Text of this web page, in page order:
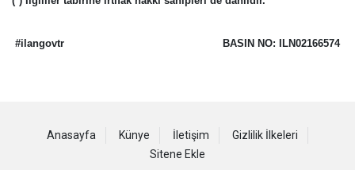
#ilangovtr BASIN NO: ILN02166574
Anasayfa Künye İletişim
Gizlilik İlkeleri
Sitene Ekle